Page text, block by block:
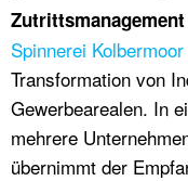
Spinnerei Kolbermoor
Transformation von
Gewerbearealen. In
mehrere
übernimmt der